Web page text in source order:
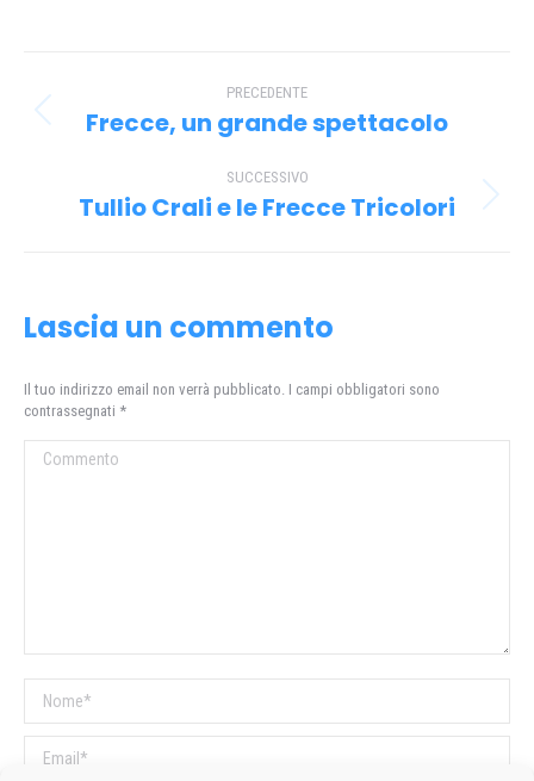
tra
post
PRECEDENTE
Post
Frecce, un grande spettacolo
SUCCESSIVO
Prossimo
Tullio Crali e le Frecce Tricolori
Lascia un commento
Il tuo indirizzo email non verrà pubblicato. I campi obbligatori sono
contrassegnati *
Commento
Nome *
Email *